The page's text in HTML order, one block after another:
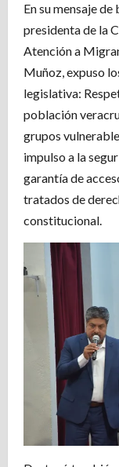
En su mensaje
presidenta de la
Atención a
Muñoz, expuso
legislativa:
población
grupos
impulso a la
garantía de
tratados de
constitucional.